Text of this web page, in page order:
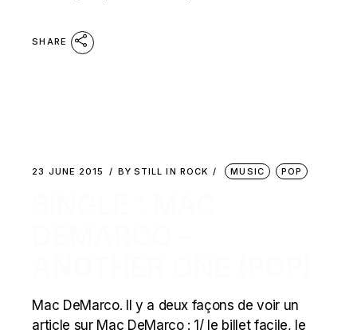
SHARE
23 JUNE 2015 BY STILL IN ROCK MUSIC POP
Mac DeMarco. Il y a deux façons de voir un
article sur Mac DeMarco : 1/ le billet facile, le